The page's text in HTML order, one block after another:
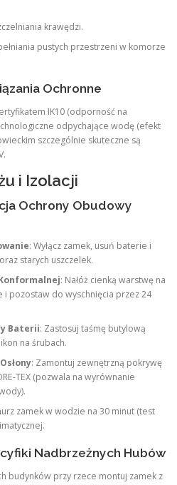
krawędzi.
pustych przestrzeni w komorze
Ochronne
IK10 (odporność na
odpychające wodę (efekt
szczególnie skuteczne są
i Izolacji
Ochrony Obudowy
: Wyłącz zamek, usuń baterie i
starych uszczelek.
: Nałóż cienką warstwę na
pozostaw do wyschnięcia przez 24
Baterii: Zastosuj taśmę butylową
na śrubach.
: Zamontuj zewnętrzną pokrywę
TEX (pozwala na wyrównanie
zamek w wodzie na 30 minut (test
Nadbrzeżnych Hubów
budynków przy rzece montuj zamek z